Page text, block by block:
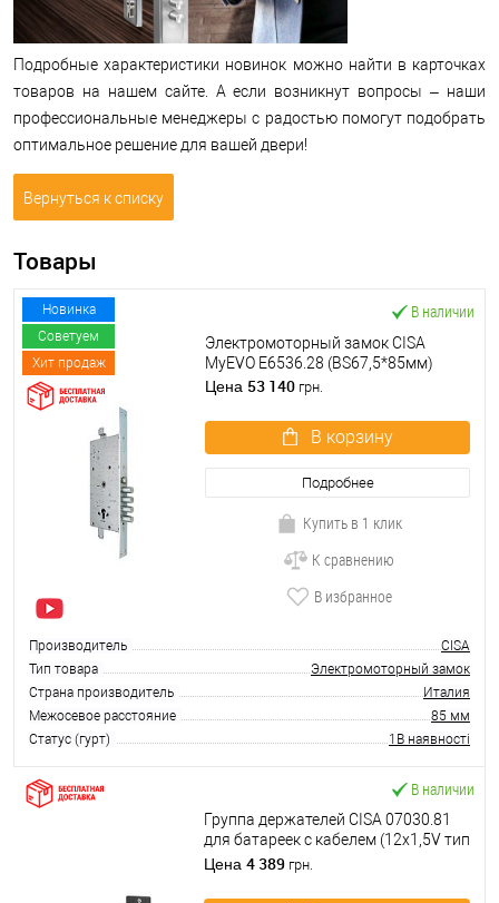
Подробные характеристики новинок можно найти в карточках
товаров на нашем сайте. А если возникнут вопросы – наши
профессиональные менеджеры с радостью помогут подобрать
оптимальное решение для вашей двери!
Вернуться к списку
Товары
Новинка
Советуем
Хит продаж
В наличии
Электромоторный замок CISA
MyEVO E6536.28 (BS67,5*85мм)
Цена 53 140 грн.
В корзину
Подробнее
Купить в 1 клик
К сравнению
В избранное
Производитель
CISA
Тип товара
Электромоторный замок
Страна производитель
Италия
Межосевое расстояние
85 мм
Статус (гурт)
1В наявності
В наличии
Группа держателей CISA 07030.81
для батареек с кабелем (12x1,5V тип
C)
Цена 4 389 грн.